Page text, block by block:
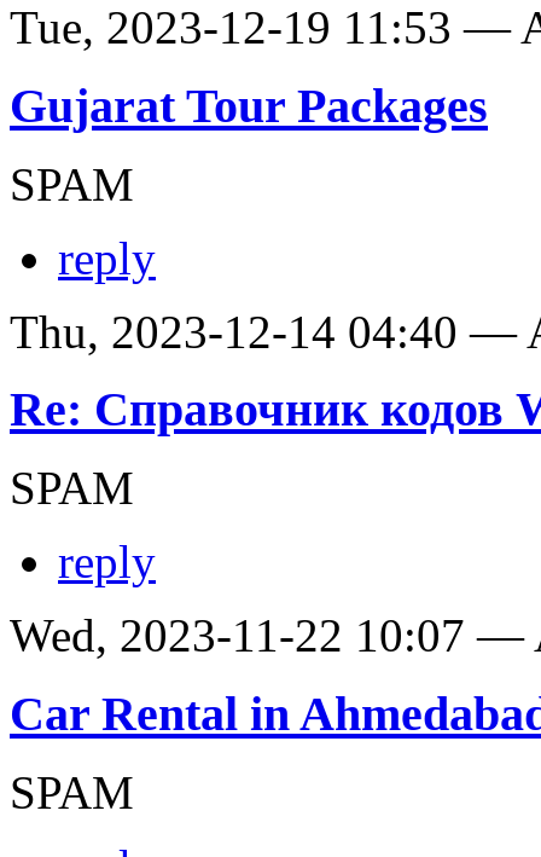
Tue, 2023-12-19 11:53 —
Gujarat Tour Packages
SPAM
reply
Thu, 2023-12-14 04:40 —
Re: Справочник кодов
SPAM
reply
Wed, 2023-11-22 10:07 —
Car Rental in
SPAM